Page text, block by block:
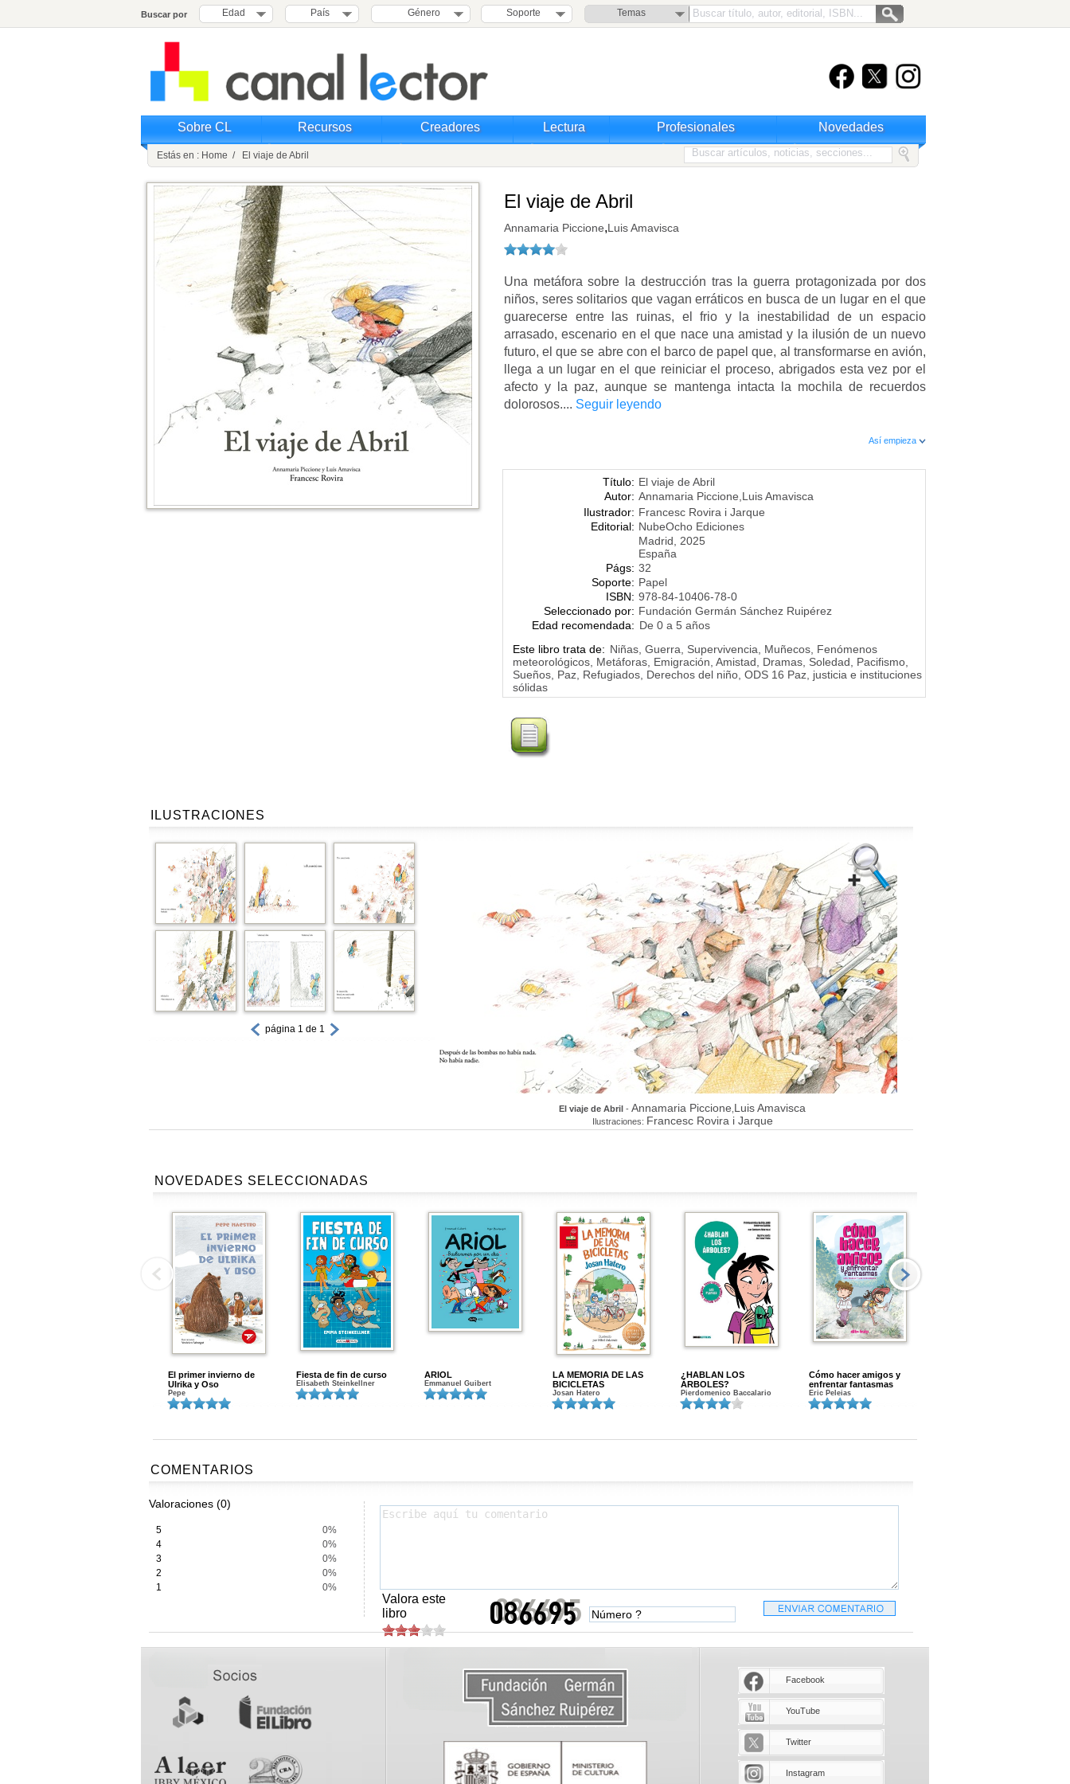
Buscar por Edad País Género Soporte Temas
Sobre CL Recursos Creadores Lectura Profesionales Novedades
Estás en : Home / El viaje de Abril
El viaje de Abril
Annamaria Piccione,Luis Amavisca
Una metáfora sobre la destrucción tras la guerra protagonizada por dos
niños, seres solitarios que vagan erráticos en busca de un lugar en el que
guarecerse entre las ruinas, el frio y la inestabilidad de un espacio
arrasado, escenario en el que nace una amistad y la ilusión de un nuevo
futuro, el que se abre con el barco de papel que, al transformarse en avión,
llega a un lugar en el que reiniciar el proceso, abrigados esta vez por el
afecto y la paz, aunque se mantenga intacta la mochila de recuerdos
dolorosos.... Seguir leyendo
Así empieza
Título: El viaje de Abril
Autor: Annamaria Piccione Luis Amavisca
Ilustrador: Francesc Rovira i Jarque
Editorial: NubeOcho Ediciones
Madrid, 2025
España
Págs: 32
Soporte: Papel
ISBN: 978-84-10406-78-0
Seleccionado por: Fundación Germán Sánchez Ruipérez
Edad recomendada: De 0 a 5 años
Este libro trata de: Niñas, Guerra, Supervivencia, Muñecos, Fenómenos
meteorológicos, Metáforas, Emigración, Amistad, Dramas, Soledad, Pacifismo,
Sueños, Paz, Refugiados, Derechos del niño, ODS 16 Paz, justicia e instituciones
sólidas
ILUSTRACIONES
página 1 de 1
El viaje de Abril - Annamaria Piccione Luis Amavisca
Ilustraciones: Francesc Rovira i Jarque
NOVEDADES SELECCIONADAS
El primer invierno de
Ulrika y Oso
Pepe
Fiesta de fin de curso
Elisabeth Steinkellner
ARIOL
Emmanuel Guibert
LA MEMORIA DE LAS
BICICLETAS
Josan Hatero
¿HABLAN LOS
ÁRBOLES?
Pierdomenico Baccalario
Cómo hacer amigos y
enfrentar fantasmas
Eric Peleias
COMENTARIOS
Valoraciones (0)
5
0%
4
0%
3
0%
2
0%
1
0%
Valora este
libro
Facebook
YouTube
Twitter
Instagram